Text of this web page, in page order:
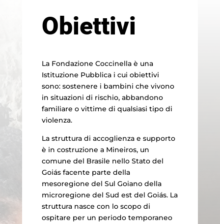
Obiettivi
La Fondazione Coccinella è una
Istituzione Pubblica i cui obiettivi
sono: sostenere i bambini che vivono
in situazioni di rischio, abbandono
familiare o vittime di qualsiasi tipo di
violenza.
La struttura di accoglienza e supporto
è in costruzione a Mineiros, un
comune del Brasile nello Stato del
Goiás facente parte della
mesoregione del Sul Goiano della
microregione del Sud est del Goiás. La
struttura nasce con lo scopo di
ospitare per un periodo temporaneo